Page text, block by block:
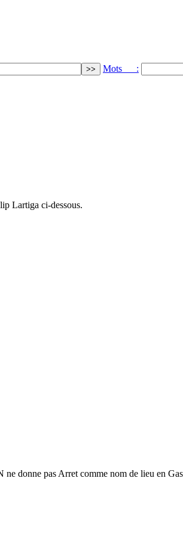
Mots :
Lartiga ci-dessous.
donne pas Arret comme nom de lieu en